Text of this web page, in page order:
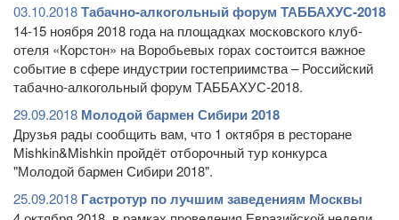
03.10.2018Табачно-алкогольный форум ТАББАХУС-2018
14-15 ноября 2018 года на площадках московского клуб-
отеля «Корстон» на Воробьевых горах состоится важное
событие в сфере индустрии гостеприимства – Российский
табачно-алкогольный форум ТАББАХУС-2018.
29.09.2018 Молодой бармен Сибири 2018
Друзья рады сообщить вам, что 1 октября в ресторане
Mishkin&Mishkin пройдёт отборочный тур конкурса
"Молодой бармен Сибири 2018".
25.09.2018 Гастротур по лучшим заведениям Москвы